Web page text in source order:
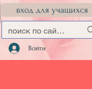
вход для учащихся
Войти